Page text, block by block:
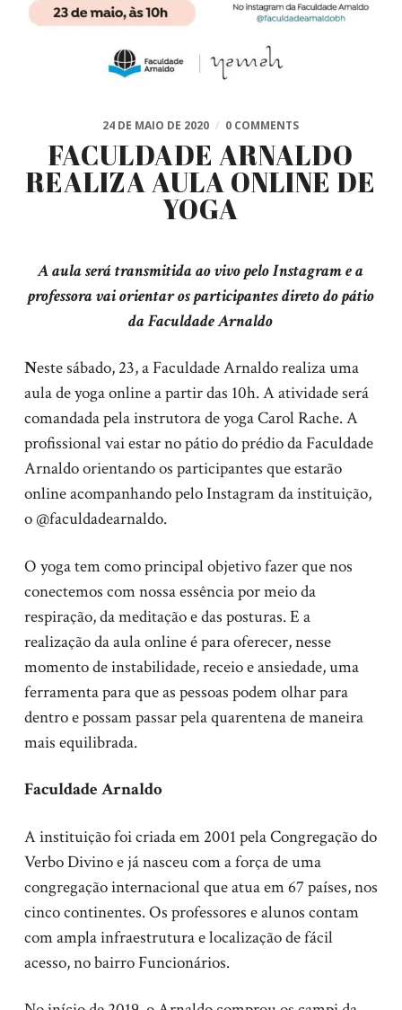
24 DE MAIO DE 2020 / 0 COMMENTS
FACULDADE ARNALDO
REALIZA AULA ONLINE DE
YOGA
A aula será transmitida ao vivo pelo Instagram e a
professora vai orientar os participantes direto do pátio
da Faculdade Arnaldo
Neste sábado, 23, a Faculdade Arnaldo realiza uma
aula de yoga online a partir das 10h. A atividade será
comandada pela instrutora de yoga Carol Rache. A
profissional vai estar no pátio do prédio da Faculdade
Arnaldo orientando os participantes que estarão
online acompanhando pelo Instagram da instituição,
o @faculdadearnaldo.
O yoga tem como principal objetivo fazer que nos
conectemos com nossa essência por meio da
respiração, da meditação e das posturas. E a
realização da aula online é para oferecer, nesse
momento de instabilidade, receio e ansiedade, uma
ferramenta para que as pessoas podem olhar para
dentro e possam passar pela quarentena de maneira
mais equilibrada.
Faculdade Arnaldo
A instituição foi criada em 2001 pela Congregação do
Verbo Divino e já nasceu com a força de uma
congregação internacional que atua em 67 países, nos
cinco continentes. Os professores e alunos contam
com ampla infraestrutura e localização de fácil
acesso, no bairro Funcionários.